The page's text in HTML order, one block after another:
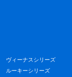
ヴィーナスシリーズ
ルーキーシリーズ